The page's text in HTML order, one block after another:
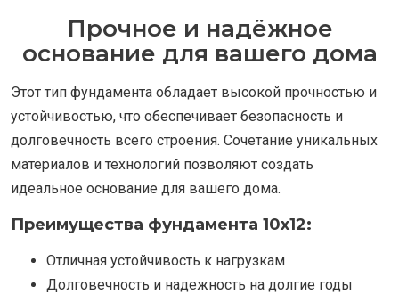
Прочное и надёжное
основание для вашего дома
Этот тип фундамента обладает высокой прочностью и
устойчивостью, что обеспечивает безопасность и
долговечность всего строения. Сочетание уникальных
материалов и технологий позволяют создать
идеальное основание для вашего дома.
Преимущества фундамента 10х12:
Отличная устойчивость к нагрузкам
Долговечность и надежность на долгие годы